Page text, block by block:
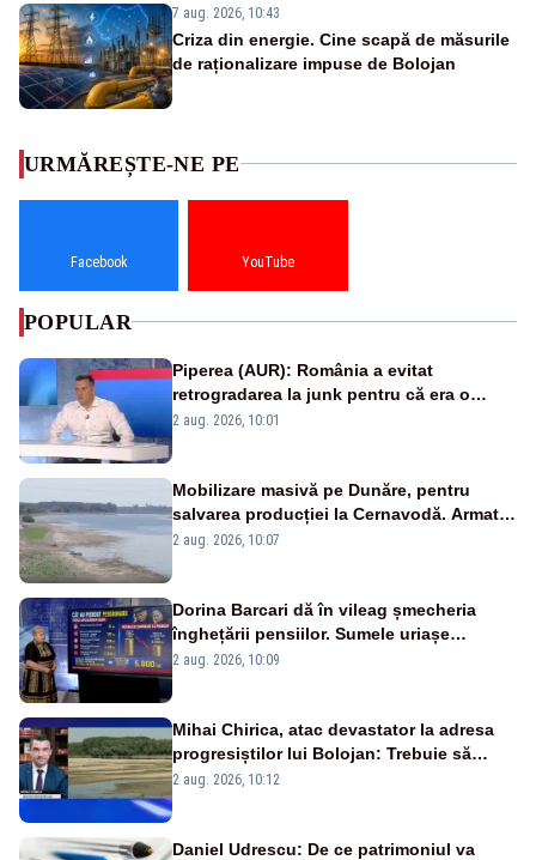
7 aug. 2026, 10:43
Criza din energie. Cine scapă de măsurile
de raționalizare impuse de Bolojan
URMĂREȘTE-NE PE
Facebook YouTube
POPULAR
Piperea (AUR): România a evitat
retrogradarea la junk pentru că era o
catastrofă pentru bănci și fondurile de
2 aug. 2026, 10:01
Mobilizare masivă pe Dunăre, pentru
salvarea producției la Cernavodă. Armata
va detona o stâncă și va devia apa
2 aug. 2026, 10:07
Dorina Barcari dă în vileag șmecheria
înghețării pensiilor. Sumele uriașe
pierdute de fiecare român
2 aug. 2026, 10:09
Mihai Chirica, atac devastator la adresa
progresiștilor lui Bolojan: Trebuie să
protejăm și natura, dar nu șținem omaneii
2 aug. 2026, 10:12
Daniel Udrescu: De ce patrimoniul va